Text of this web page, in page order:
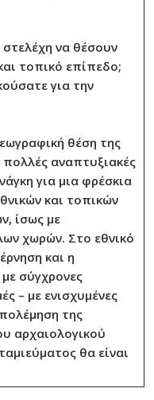
να θέσουν
τοπικό επίπεδο;
για την
θέση της
πολλές αναπτυξιακές
για μια φρέσκια
και τοπικών
ίσως με
χωρών. Στο εθνικό
και η
σύγχρονες
– με ενισχυμένες
της
αρχαιολογικού
θα είναι